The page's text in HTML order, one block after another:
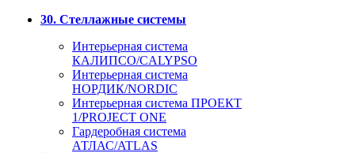
30. Стеллажные системы
Интерьерная система
КАЛИПСО/CALYPSO
Интерьерная система
НОРДИК/NORDIC
Интерьерная система ПРОЕКТ
1/PROJECT ONE
Гардеробная система
АТЛАС/ATLAS